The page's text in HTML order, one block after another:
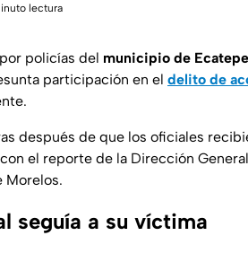
lectura
policías del municipio de
participación en el delito de
después de que los oficiales
el reporte de la Dirección
Morelos.
seguía a su víctima